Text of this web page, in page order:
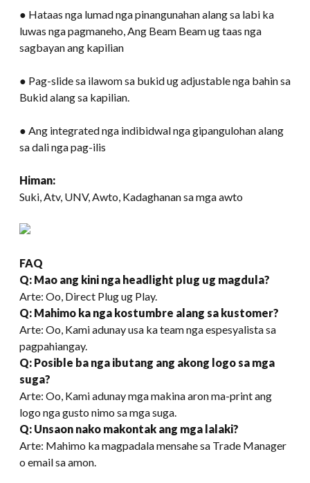
● Hataas nga lumad nga pinangunahan alang sa labi ka
luwas nga pagmaneho, Ang Beam Beam ug taas nga
sagbayan ang kapilian
● Pag-slide sa ilawom sa bukid ug adjustable nga bahin sa
Bukid alang sa kapilian.
● Ang integrated nga indibidwal nga gipangulohan alang
sa dali nga pag-ilis
Himan:
Suki, Atv, UNV, Awto, Kadaghanan sa mga awto
FAQ
Q: Mao ang kini nga headlight plug ug magdula?
Arte: Oo, Direct Plug ug Play.
Q: Mahimo ka nga kostumbre alang sa kustomer?
Arte: Oo, Kami adunay usa ka team nga espesyalista sa
pagpahiangay.
Q: Posible ba nga ibutang ang akong logo sa mga
suga?
Arte: Oo, Kami adunay mga makina aron ma-print ang
logo nga gusto nimo sa mga suga.
Q: Unsaon nako makontak ang mga lalaki?
Arte: Mahimo ka magpadala mensahe sa Trade Manager
o email sa amon.